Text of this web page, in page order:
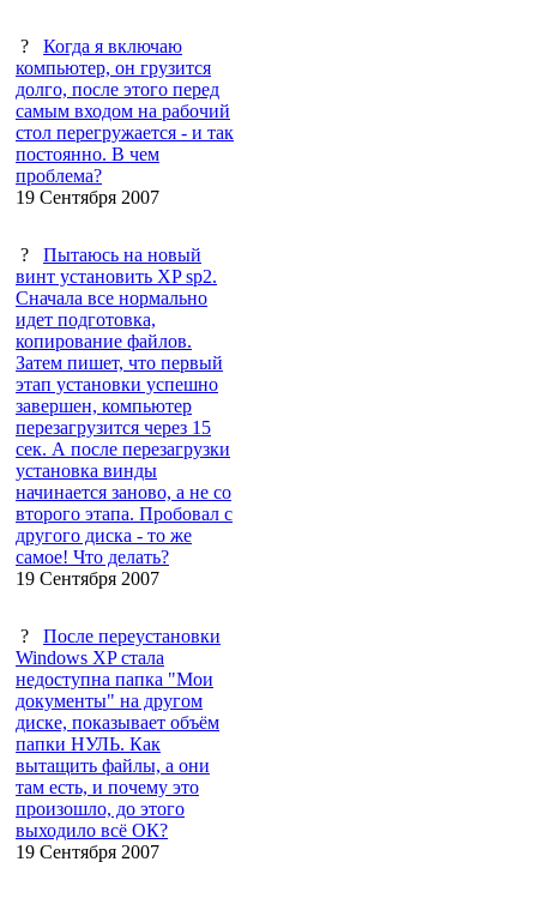
?
Когда я включаю
компьютер, он грузится
долго, после этого перед
самым входом на рабочий
стол перегружается - и так
постоянно. В чем
проблема?
19 Сентября 2007
?
Пытаюсь на новый
винт установить XP sp2.
Сначала все нормально
идет подготовка,
копирование файлов.
Затем пишет, что первый
этап установки успешно
завершен, компьютер
перезагрузится через 15
сек. А после перезагрузки
установка винды
начинается заново, а не со
второго этапа. Пробовал с
другого диска - то же
самое! Что делать?
19 Сентября 2007
?
После переустановки
Windows XP стала
недоступна папка "Мои
документы" на другом
диске, показывает объём
папки НУЛЬ. Как
вытащить файлы, а они
там есть, и почему это
произошло, до этого
выходило всё ОК?
19 Сентября 2007